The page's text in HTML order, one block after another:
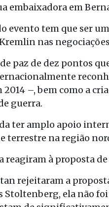
embaixadora em
evento tem que ser
nas
paz de dez pontos
2014 –, bem como a
guerra.
ter amplo apoio
terrestre na região
reagiram à proposta
rejeitaram a
Stoltenberg, ela não